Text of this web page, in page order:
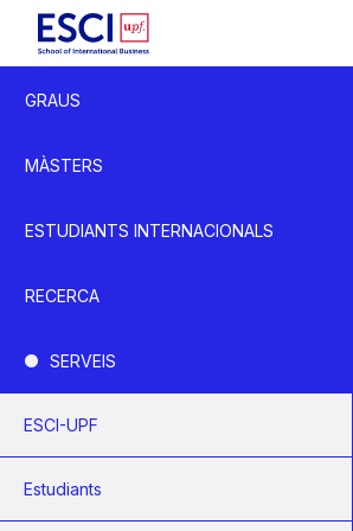
GRAUS
MÀSTERS
ESTUDIANTS INTERNACIONALS
RECERCA
SERVEIS
ESCI-UPF
Estudiants